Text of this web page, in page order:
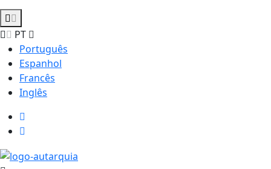
PT
Português
Espanhol
Francês
Inglês